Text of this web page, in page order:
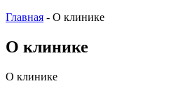
Главная - О клинике
О клинике
О клинике